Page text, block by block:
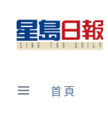
content
首頁